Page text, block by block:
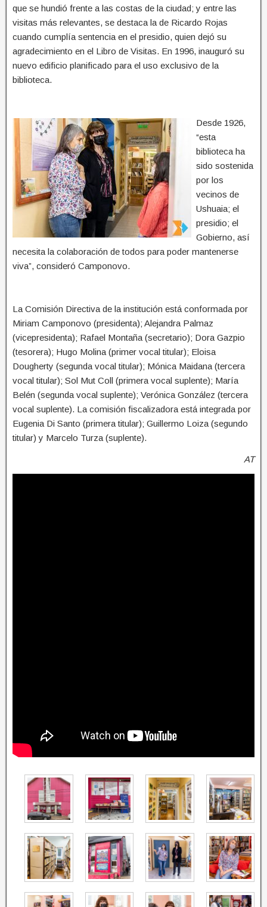
que se hundió frente a las costas de la ciudad; y entre las
visitas más relevantes, se destaca la de Ricardo Rojas
cuando cumplía sentencia en el presidio, quien dejó su
agradecimiento en el Libro de Visitas. En 1996, inauguró su
nuevo edificio planificado para el uso exclusivo de la
biblioteca.
Desde 1926,
“esta
biblioteca ha
sido sostenida
por los
vecinos de
Ushuaia; el
presidio; el
Gobierno, así
necesita la colaboración de todos para poder mantenerse
viva”, consideró Camponovo.
La Comisión Directiva de la institución está conformada por
Miriam Camponovo (presidenta); Alejandra Palmaz
(vicepresidenta); Rafael Montaña (secretario); Dora Gazpio
(tesorera); Hugo Molina (primer vocal titular); Eloisa
Dougherty (segunda vocal titular); Mónica Maidana (tercera
vocal titular); Sol Mut Coll (primera vocal suplente); María
Belén (segunda vocal suplente); Verónica González (tercera
vocal suplente). La comisión fiscalizadora está integrada por
Eugenia Di Santo (primera titular); Guillermo Loiza (segundo
titular) y Marcelo Turza (suplente).
AT